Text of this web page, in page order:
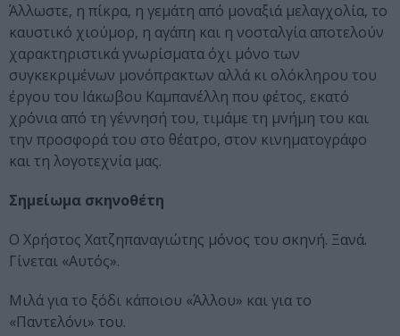
Άλλωστε, η πίκρα, η γεμάτη από μοναξιά μελαγχολία, το
καυστικό χιούμορ, η αγάπη και η νοσταλγία αποτελούν
χαρακτηριστικά γνωρίσματα όχι μόνο των
συγκεκριμένων μονόπρακτων αλλά κι ολόκληρου του
έργου του Ιάκωβου Καμπανέλλη που φέτος, εκατό
χρόνια από τη γέννησή του, τιμάμε τη μνήμη του και
την προσφορά του στο θέατρο, στον κινηματογράφο
και τη λογοτεχνία μας.
Σημείωμα σκηνοθέτη
Ο Χρήστος Χατζηπαναγιώτης μόνος του σκηνή. Ξανά.
Γίνεται «Αυτός».
Μιλά για το ξόδι κάποιου «Άλλου» και για το
«Παντελόνι» του.